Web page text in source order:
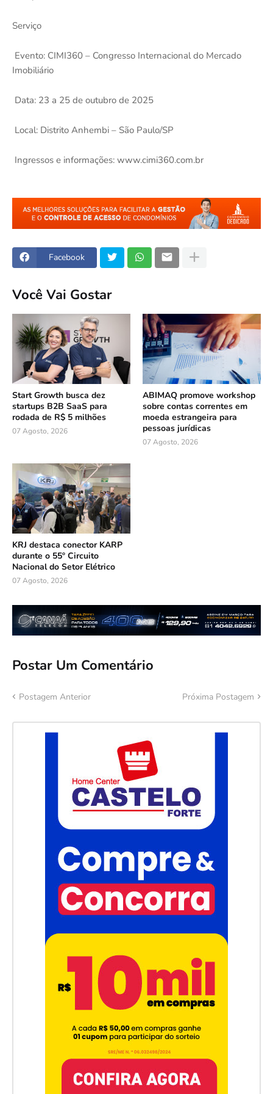
Serviço
Evento: CIMI360 – Congresso Internacional do Mercado
Imobiliário
Data: 23 a 25 de outubro de 2025
Local: Distrito Anhembi – São Paulo/SP
Ingressos e informações: www.cimi360.com.br
Facebook
Você Vai Gostar
Start Growth busca dez
startups B2B SaaS para
rodada de R$ 5 milhões
07 Agosto, 2026
ABIMAQ promove workshop
sobre contas correntes em
moeda estrangeira para
pessoas jurídicas
07 Agosto, 2026
KRJ destaca conector KARP
durante o 55º Circuito
Nacional do Setor Elétrico
07 Agosto, 2026
Postar Um Comentário
Postagem Anterior Próxima Postagem